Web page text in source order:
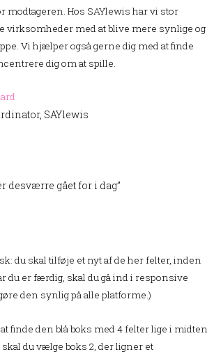
modtageren. Hos SAYlewis har vi stor
virksomheder med at blive mere synlige og
Vi hjælper også gerne dig med at finde
dig om at spille.
SAYlewis
desværre gået for i dag”
du skal tilføje et nyt af de her felter, inden
du er færdig, skal du gå ind i responsive
den synlig på alle platforme.)
finde den blå boks med 4 felter lige i midten
skal du vælge boks 2, der ligner et